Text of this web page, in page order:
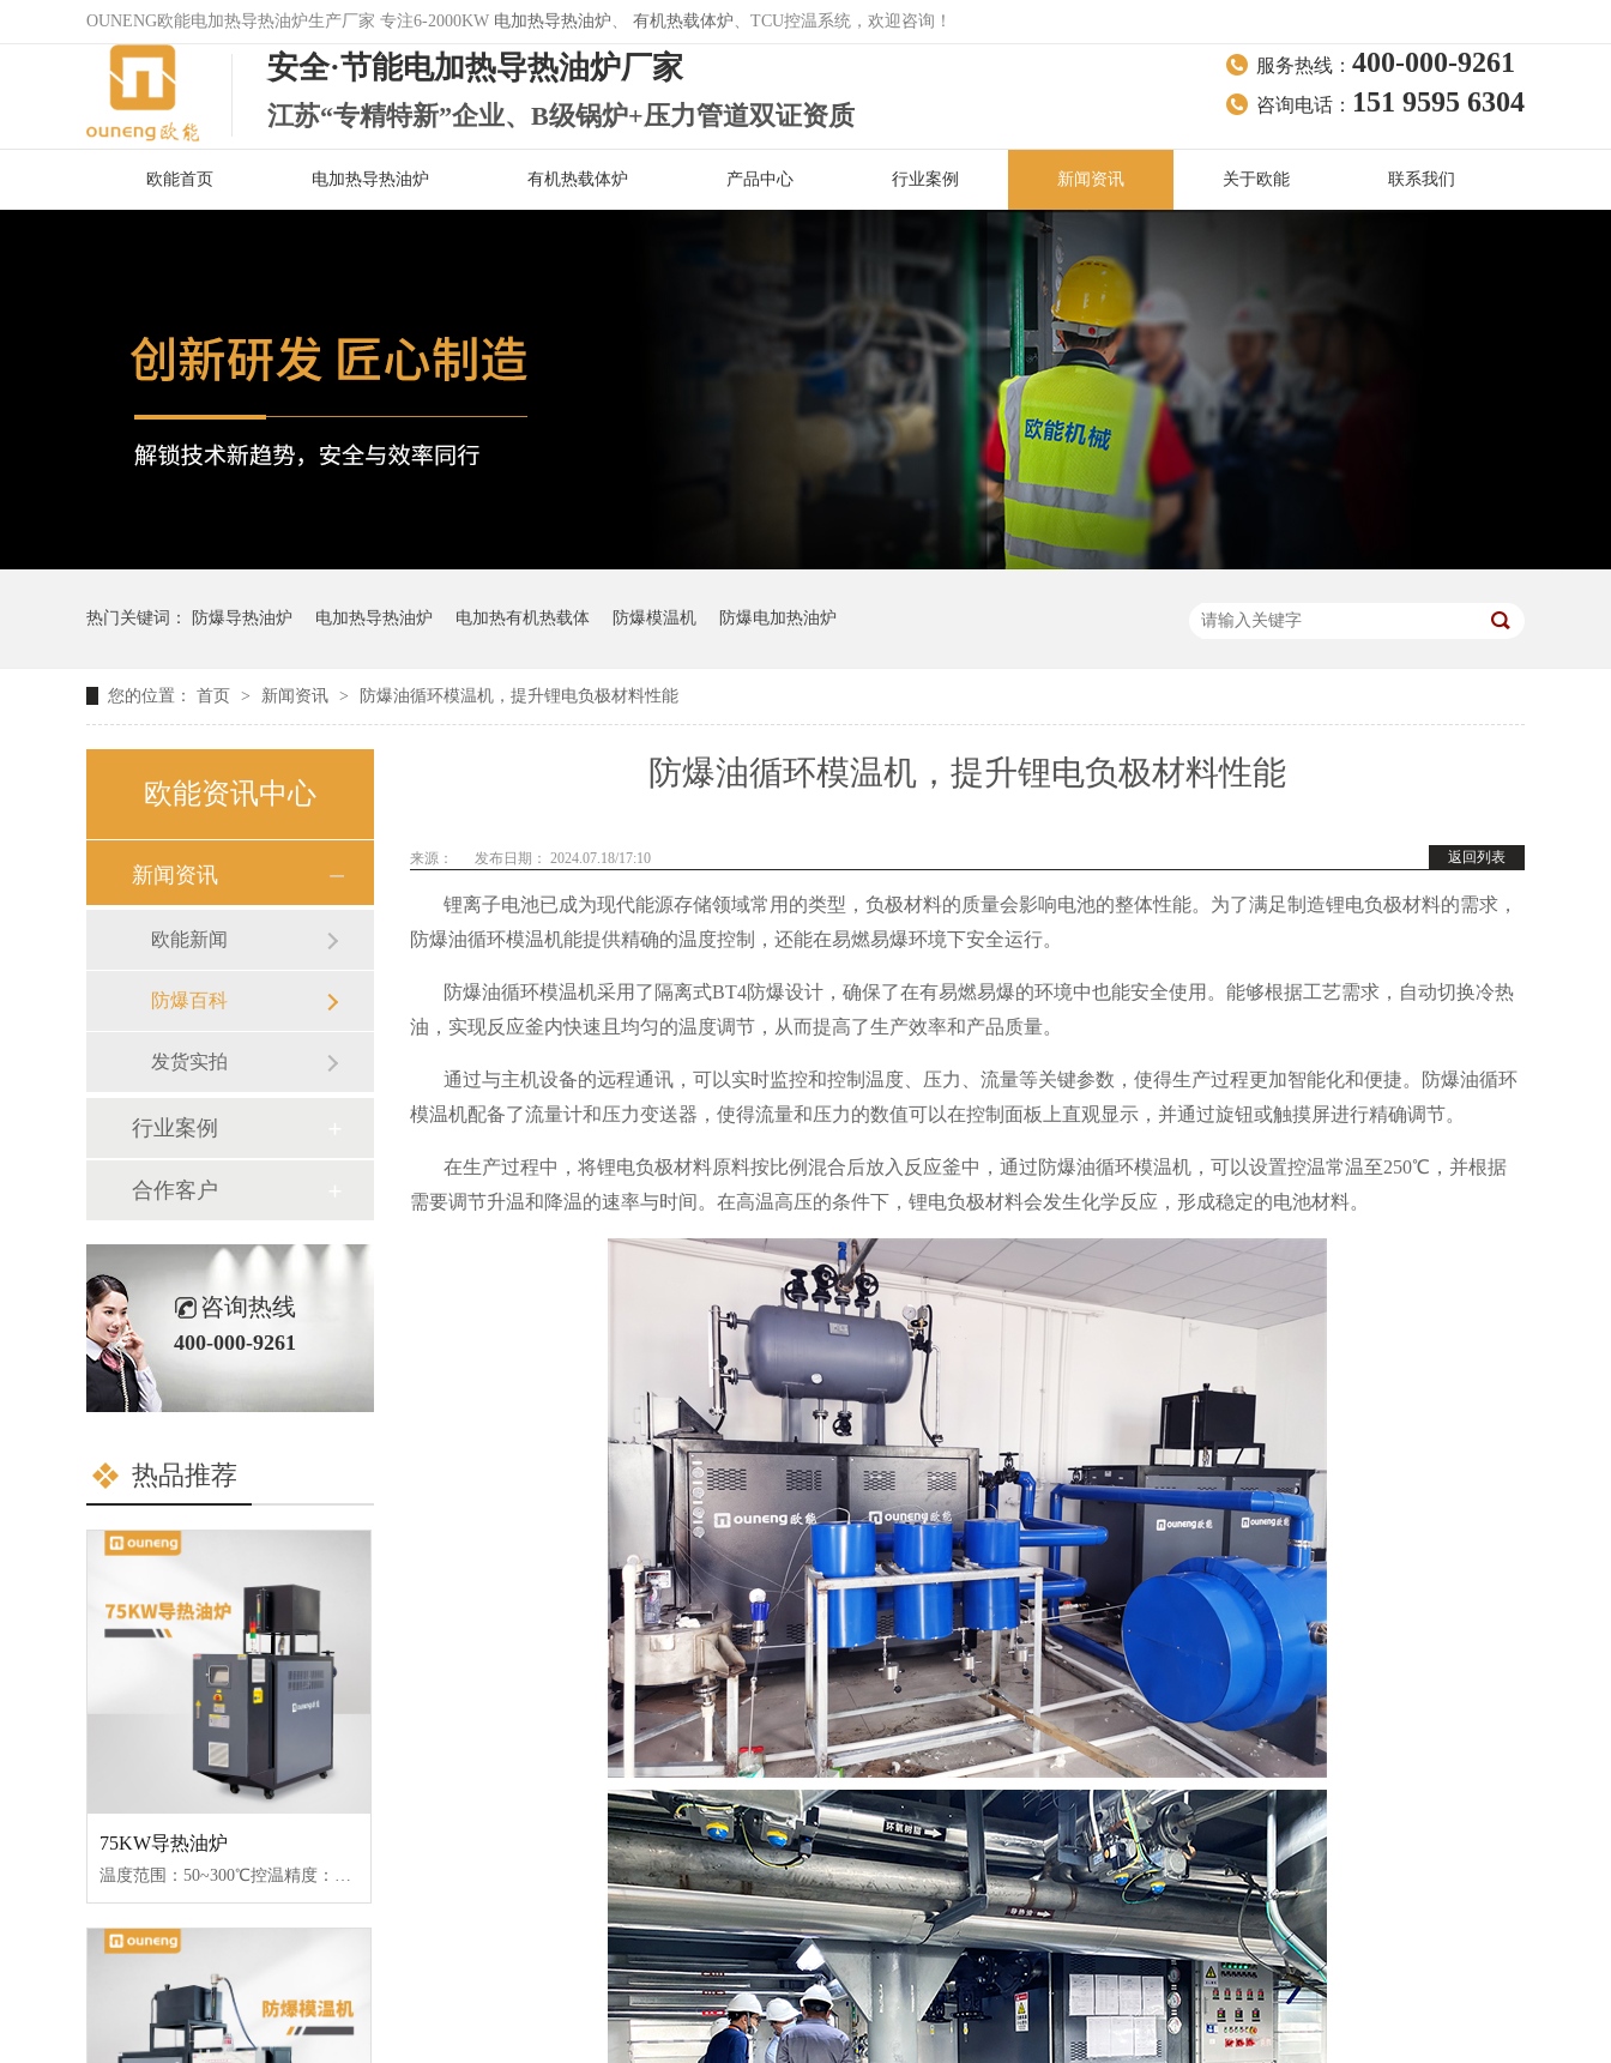
OUNENG欧能电加热导热油炉生产厂家 专注6-2000KW 电加热导热油炉 、 有机热载体炉 、TCU控温系统，欢迎咨询！
安全·节能电加热导热油炉厂家
江苏“专精特新”企业、B级锅炉+压力管道双证资质
服务热线： 400-000-9261
咨询电话： 151 9595 6304
欧能首页 电加热导热油炉 有机热载体炉 产品中心 行业案例 新闻资讯 关于欧能 联系我们
热门关键词： 防爆导热油炉 电加热导热油炉 电加热有机热载体 防爆模温机 防爆电加热油炉
您的位置： 首页 > 新闻资讯 > 防爆油循环模温机，提升锂电负极材料性能
防爆油循环模温机，提升锂电负极材料性能
返回列表
来源： 发布日期： 2024.07.18/17:10
锂离子电池已成为现代能源存储领域常用的类型，负极材料的质量会影响电池的整体性能。为了满足制造锂电负极材料的需求，
防爆油循环模温机能提供精确的温度控制，还能在易燃易爆环境下安全运行。
防爆油循环模温机采用了隔离式BT4防爆设计，确保了在有易燃易爆的环境中也能安全使用。能够根据工艺需求，自动切换冷热
油，实现反应釜内快速且均匀的温度调节，从而提高了生产效率和产品质量。
通过与主机设备的远程通讯，可以实时监控和控制温度、压力、流量等关键参数，使得生产过程更加智能化和便捷。防爆油循环
模温机配备了流量计和压力变送器，使得流量和压力的数值可以在控制面板上直观显示，并通过旋钮或触摸屏进行精确调节。
在生产过程中，将锂电负极材料原料按比例混合后放入反应釜中，通过防爆油循环模温机，可以设置控温常温至250℃，并根据
需要调节升温和降温的速率与时间。在高温高压的条件下，锂电负极材料会发生化学反应，形成稳定的电池材料。
欧能资讯中心
新闻资讯
欧能新闻
防爆百科
发货实拍
行业案例
合作客户
咨询热线
400-000-9261
热品推荐
75KW导热油炉